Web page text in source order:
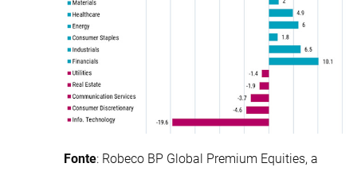
Fonte: Robeco BP Global Premium Equities, a